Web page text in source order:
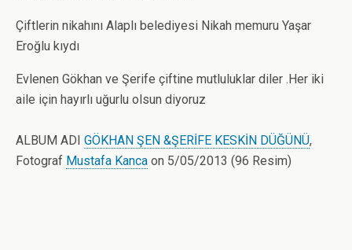
Çiftlerin nikahını Alaplı belediyesi Nikah memuru Yaşar
Eroğlu kıydı
Evlenen Gökhan ve Şerife çiftine mutluluklar diler .Her iki
aile için hayırlı uğurlu olsun diyoruz
ALBUM ADI GÖKHAN ŞEN &ŞERİFE KESKİN DÜĞÜNÜ,
Fotograf Mustafa Kanca on 5/05/2013 (96 Resim)